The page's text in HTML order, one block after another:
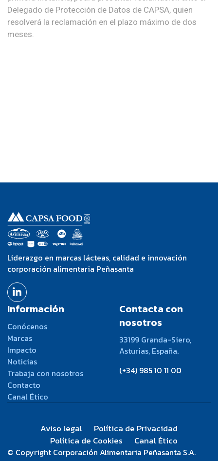
Delegado de Protección de Datos de CAPSA, quien
resolverá la reclamación en el plazo máximo de dos
meses.
Liderazgo en marcas lácteas, calidad e innovación
corporación alimentaria Peñasanta
Información
Conócenos
Marcas
Impacto
Noticias
Trabaja con nosotros
Contacto
Canal Ético
Contacta con
nosotros
33199 Granda-Siero,
Asturias, España.
(+34) 985 10 11 00
© Copyright Corporación Alimentaria Peñasanta S.A.
Aviso legal
Política de Privacidad
Política de Cookies
Canal Ético